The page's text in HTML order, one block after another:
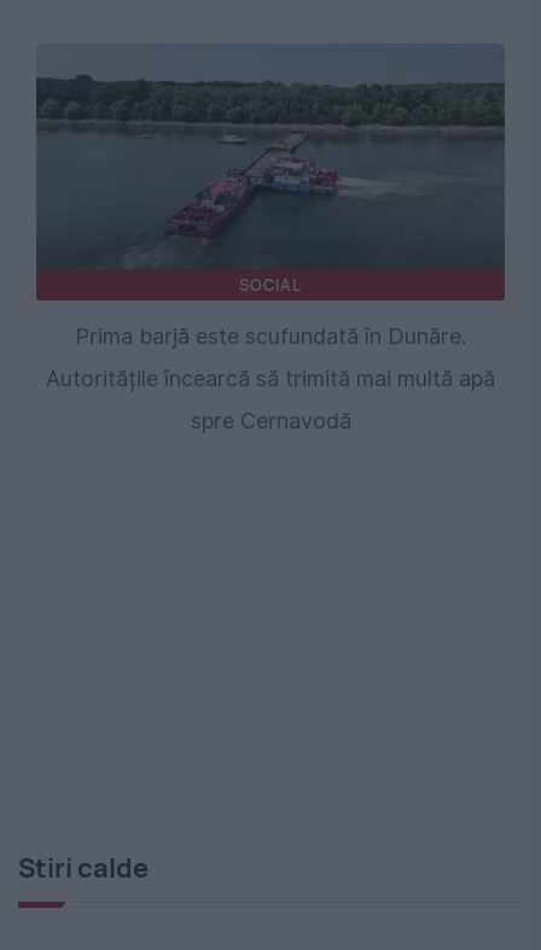
SOCIAL
Prima barjă este scufundată în Dunăre.
Autoritățile încearcă să trimită mai multă apă
spre Cernavodă
Stiri calde